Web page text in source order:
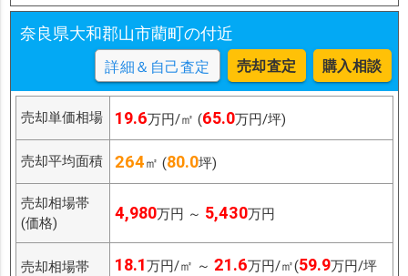
奈良県大和郡山市藺町の付近
詳細＆自己査定 売却査定 購入相談
売却単価相場 19.6万円/㎡ (65.0万円/坪)
売却平均面積 264㎡ (80.0坪)
売却相場帯
(価格)
4,980万円 ～ 5,430万円
売却相場帯
18.1万円/㎡ ～ 21.6万円/㎡(59.9万円/坪